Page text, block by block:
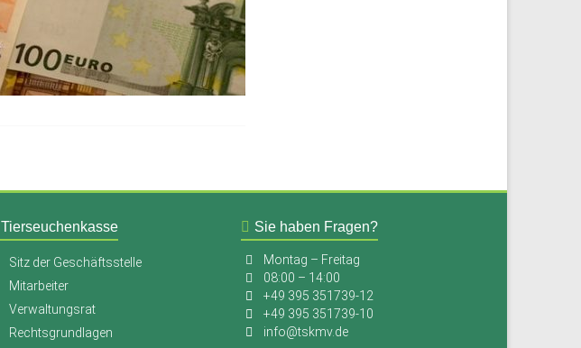
Tierseuchenkasse
Sitz der Geschäftsstelle
Mitarbeiter
Verwaltungsrat
Rechtsgrundlagen
Sie haben Fragen?
Montag – Freitag
08:00 – 14:00
+49 395 351739-12
+49 395 351739-10
info@tskmv.de